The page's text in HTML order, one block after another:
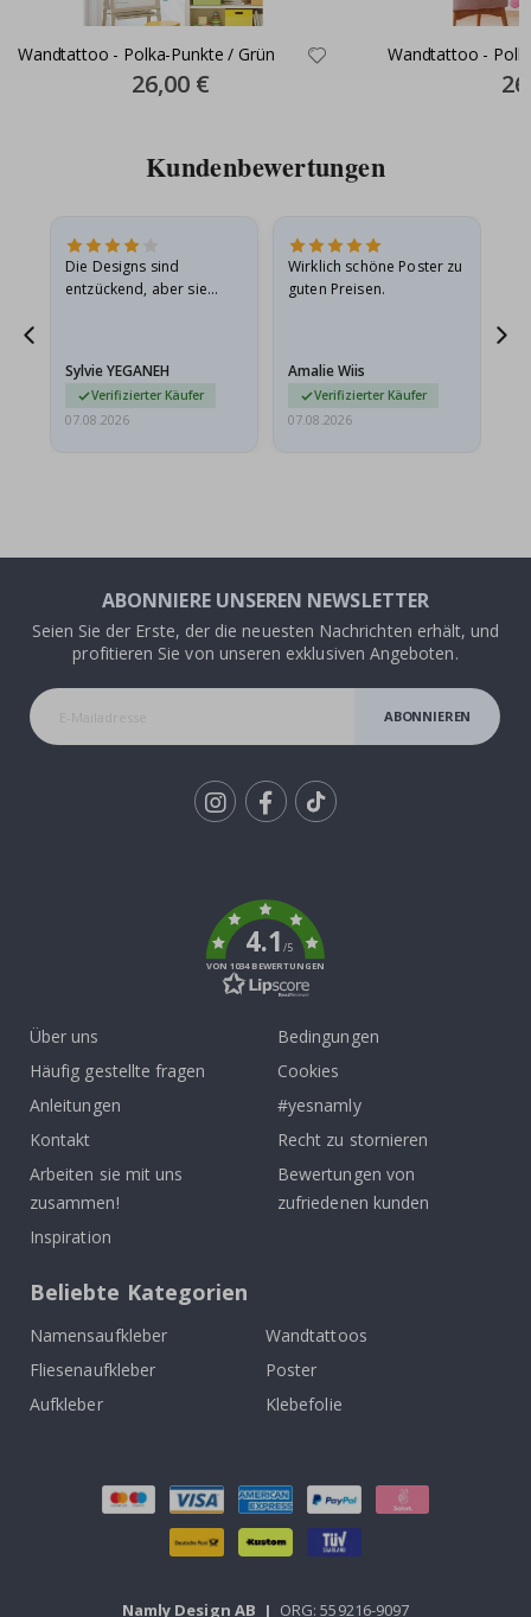
Wandtattoo - Polka-Punkte / Grün
Special
Price
26,00 €
Wandtattoo -
Kundenbewertungen
Die Designs sind
entzückend, aber sie
sie…
Sylvie YEGANEH
Verifizierter Käufer
07.08.2026
Wirklich schöne Poster zu
guten Preisen.
Amalie Wiis
Verifizierter Käufer
07.08.2026
ABONNIERE UNSEREN NEWSLETTER
Seien Sie der Erste, der die neuesten Nachrichten erhält, und
profitieren Sie von unseren exklusiven Angeboten.
ABONNIEREN
4.1/5
VON 1034 BEWERTUNGEN
Über uns
Häufig gestellte fragen
Anleitungen
Kontakt
Arbeiten sie mit uns
zusammen!
Inspiration
Bedingungen
Cookies
#yesnamly
Recht zu stornieren
Bewertungen von
zufriedenen kunden
Beliebte Kategorien
Namensaufkleber
Wandtattoos
Fliesenaufkleber
Poster
Aufkleber
Klebefolie
Namly Design AB | ORG: 559216-9097